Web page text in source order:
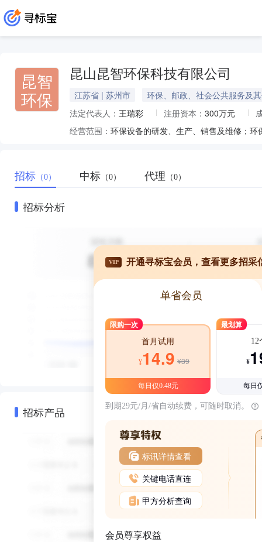
昆智
环保
昆山昆智环保科技有限公司
江苏省 | 苏州市
环保、邮政、社会公共服务及
法定代表人： 王瑞彩 注册资本： 300万元
经营范围：
招标 （0） 中标 （0） 代理 （0）
招标分析
招标产品
VIP 开通寻标宝会员，查看更多招采
单省会员
限购一次
首月试用
¥14.9 ¥39
每日仅0.48元
最划算
12
¥
每日
到期29元/月/省自动续费，可随时取消。
标讯详情查看
关键电话直连
甲方分析查询
会员尊享权益